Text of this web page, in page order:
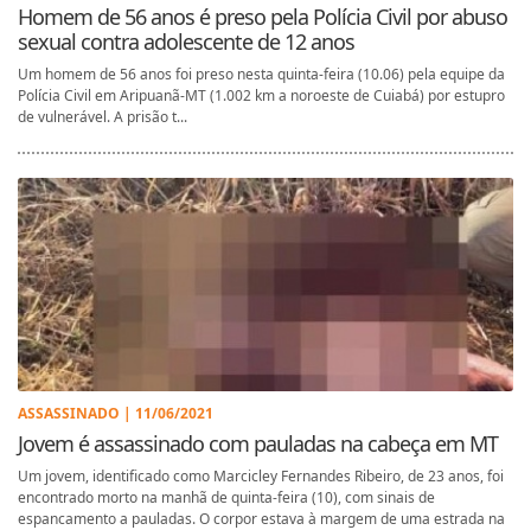
Homem de 56 anos é preso pela Polícia Civil por abuso
sexual contra adolescente de 12 anos
Um homem de 56 anos foi preso nesta quinta-feira (10.06) pela equipe da
Polícia Civil em Aripuanã-MT (1.002 km a noroeste de Cuiabá) por estupro
de vulnerável. A prisão t...
ASSASSINADO | 11/06/2021
Jovem é assassinado com pauladas na cabeça em MT
Um jovem, identificado como Marcicley Fernandes Ribeiro, de 23 anos, foi
encontrado morto na manhã de quinta-feira (10), com sinais de
espancamento a pauladas. O corpor estava à margem de uma estrada na